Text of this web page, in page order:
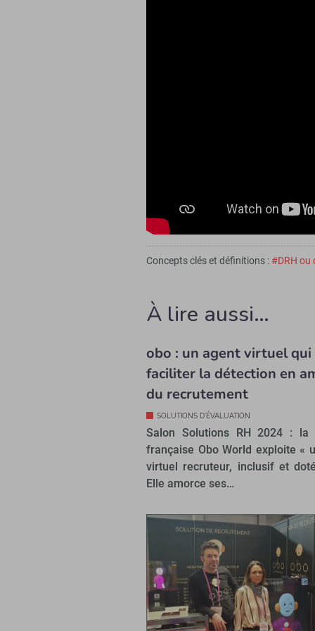
Concepts clés et définitions :#DRH ou
À lire aussi…
obo : un agent virtuel
faciliter la détection en
du recrutement
SOLUTIONS D'ÉVALUATION
Salon Solutions RH 2024 : la
française Obo World exploite «
virtuel recruteur, inclusif et
Elle amorce ses…